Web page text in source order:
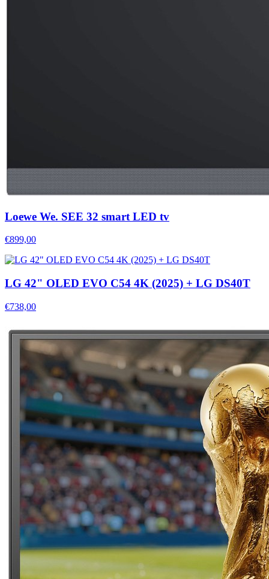
Loewe We. SEE 32 smart LED tv
€899,00
LG 42" OLED EVO C54 4K (2025) + LG DS40T
€738,00